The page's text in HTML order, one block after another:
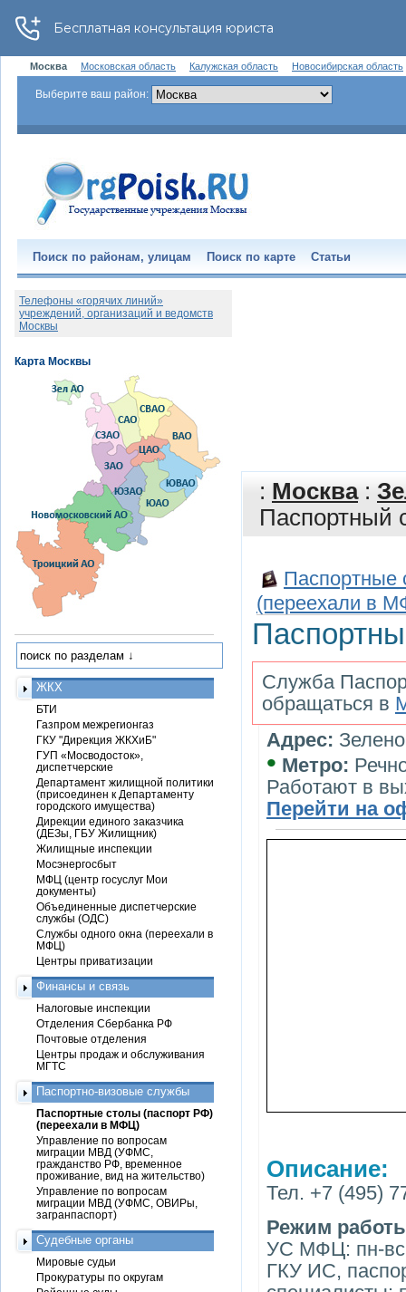
Москва Московская область Калужская область Новосибирская область
Выберите ваш район:
Поиск по районам, улицам Поиск по карте Статьи
: Москва:
Паспортный
Паспортные
(переехали в
Служба
обращаться в
Адрес:
• Метро:
Работают в
Перейти на
Описание:
Тел. +7 (495)
Режим
УС МФЦ: пн-вс
ГКУ ИС,
Телефоны «горячих линий»
учреждений, организаций и ведомств
Москвы
ЖКХ
БТИ
Газпром межрегионгаз
ГКУ "Дирекция ЖКХиБ"
ГУП «Мосводосток»,
диспетчерские
Департамент жилищной политики
(присоединен к Департаменту
городского имущества)
Дирекции единого заказчика
(ДЕЗы, ГБУ Жилищник)
Жилищные инспекции
Мосэнергосбыт
МФЦ (центр госуслуг Мои
документы)
Объединенные диспетчерские
службы (ОДС)
Службы одного окна (переехали в
МФЦ)
Центры приватизации
Финансы и связь
Налоговые инспекции
Отделения Сбербанка РФ
Почтовые отделения
Центры продаж и обслуживания
МГТС
Паспортно-визовые службы
Паспортные столы (паспорт РФ)
(переехали в МФЦ)
Управление по вопросам
миграции МВД (УФМС,
гражданство РФ, временное
проживание, вид на жительство)
Управление по вопросам
миграции МВД (УФМС, ОВИРы,
загранпаспорт)
Судебные органы
Мировые судьи
Прокуратуры по округам